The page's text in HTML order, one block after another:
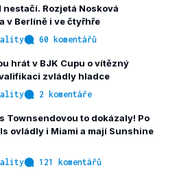
Rozjetá Nosková
v Berlíně i ve čtyřhře
60 komentářů
hrát v BJK Cupu o vítězný
zvládly hladce
2 komentáře
Townsendovou to dokázaly! Po
ovládly i Miami a mají Sunshine
121 komentářů